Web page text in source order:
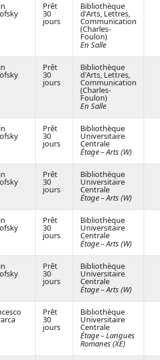
Prêt
30
jours
Bibliothèque
d'Arts, Lettres,
Communication
(Charles-
Foulon)
En Salle
Prêt
30
jours
Bibliothèque
d'Arts, Lettres,
Communication
(Charles-
Foulon)
En Salle
Prêt
30
jours
Bibliothèque
Universitaire
Centrale
Étage – Arts (W)
Prêt
30
jours
Bibliothèque
Universitaire
Centrale
Étage – Arts (W)
Prêt
30
jours
Bibliothèque
Universitaire
Centrale
Étage – Arts (W)
Prêt
30
jours
Bibliothèque
Universitaire
Centrale
Étage – Arts (W)
Prêt
30
jours
Bibliothèque
Universitaire
Centrale
Étage – Langues
Romanes (XE)